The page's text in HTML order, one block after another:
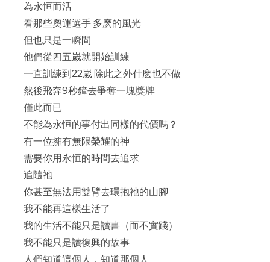
為永恒而活
看那些奧運選手 多麽的風光
但也只是一瞬間
他們從四五嵗就開始訓練
一直訓練到22嵗 除此之外什麽也不做
然後飛奔9秒鐘去爭奪一塊獎牌
僅此而已
不能為永恒的事付出同樣的代價嗎？
有一位擁有無限榮耀的神
需要你用永恒的時間去追求
追隨祂
你甚至無法用雙臂去環抱祂的山腳
我不能再這樣生活了
我的生活不能只是讀書（而不實踐）
我不能只是讀復興的故事
人們知道這個人，知道那個人